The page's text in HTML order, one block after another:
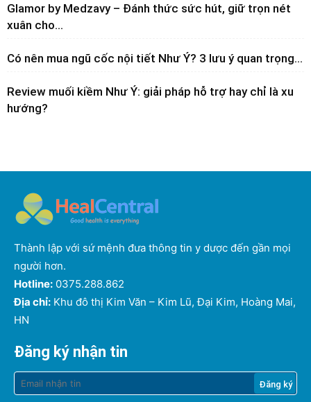
Glamor by Medzavy – Đánh thức sức hút, giữ trọn nét
xuân cho...
Có nên mua ngũ cốc nội tiết Như Ý? 3 lưu ý quan trọng...
Review muối kiềm Như Ý: giải pháp hỗ trợ hay chỉ là xu
hướng?
Thành lập với sứ mệnh đưa thông tin y dược đến gần mọi
người hơn.
Hotline: 0375.288.862
Địa chỉ: Khu đô thị Kim Văn – Kim Lũ, Đại Kim, Hoàng Mai,
HN
Đăng ký nhận tin